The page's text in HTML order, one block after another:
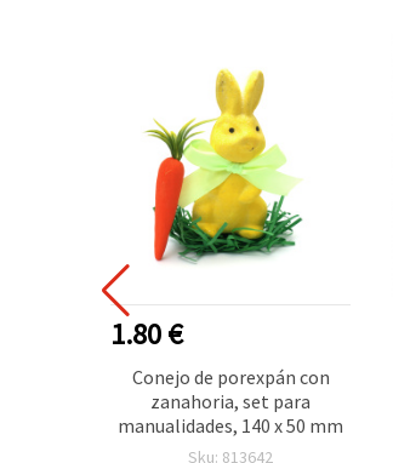
1.80 €
Conejo de porexpán con
zanahoria, set para
manualidades, 140 x 50 mm
Sku: 813642